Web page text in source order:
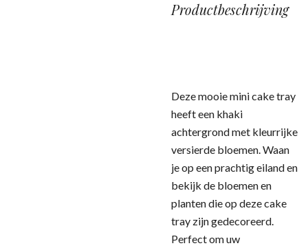
Productbeschrijving
Deze mooie mini cake tray
heeft een khaki
achtergrond met kleurrijke
versierde bloemen. Waan
je op een prachtig eiland en
bekijk de bloemen en
planten die op deze cake
tray zijn gedecoreerd.
Perfect om uw